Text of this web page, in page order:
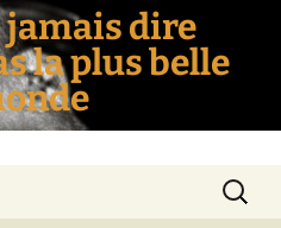
jamais dire
la plus belle